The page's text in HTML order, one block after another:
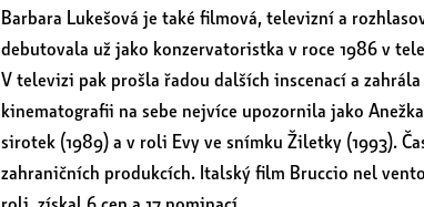
Barbara Lukešová je také filmová, televizní a
debutovala už jako konzervatoristka v roce 1986 v
V televizi pak prošla řadou dalších inscenací a
kinematografii na sebe nejvíce upozornila jako
sirotek (1989) a v roli Evy ve snímku Žiletky (1993).
zahraničních produkcích. Italský film Bruccio nel